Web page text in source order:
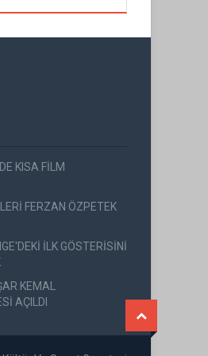
KISA FİLM
FERZAN ÖZPETEK
İLK GÖSTERİSİNİ
KEMAL
AÇILDI